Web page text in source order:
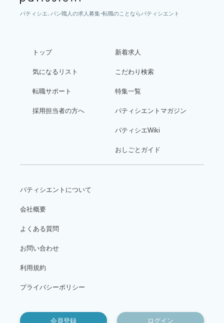
パティシエ、パン職人の求人募集・転職のことならパティシエント
トップ
気になるリスト
転職サポート
採用担当者の方へ
新着求人
こだわり検索
特集一覧
パティシエントマガジン
パティシエWiki
おしごとガイド
パティシエントについて
会社概要
よくある質問
お問い合わせ
利用規約
プライバシーポリシー
会員登録 ログイン